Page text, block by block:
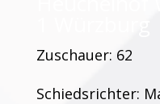
Zuschauer: 62
Schiedsrichter: